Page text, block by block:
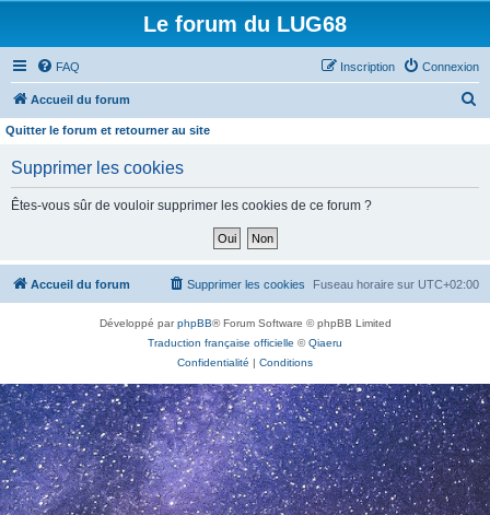
Le forum du LUG68
FAQ Connexion
Inscription
Accueil du forum
h
Quitter le forum et retourner au site
Supprimer les cookies
Êtes-vous sûr de vouloir supprimer les cookies de ce forum ?
Accueil du forum Fuseau horaire sur UTC+02:00
Supprimer les cookies
Développé parphpBB® Forum Software © phpBB Limited
Traduction française officielle ©Qiaeru
Confidentialité | Conditions